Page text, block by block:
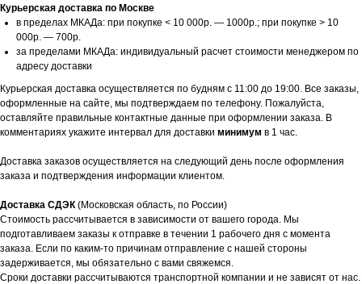
Курьерская доставка по Москве
в пределах МКАДа: при покупке < 10 000р. — 1000р.; при покупке > 10
000р. — 700р.
за пределами МКАДа: индивидуальный расчет стоимости менеджером по
адресу доставки
Курьерская доставка осуществляется по будням с 11:00 до 19:00. Все заказы,
оформленные на сайте, мы подтверждаем по телефону. Пожалуйста,
оставляйте правильные контактные данные при оформлении заказа. В
комментариях укажите интервал для доставки минимум в 1 час.
Доставка заказов осуществляется на следующий день после оформления
заказа и подтверждения информации клиентом.
Доставка СДЭК (Московская область, по России)
Стоимость рассчитывается в зависимости от вашего города. Мы
подготавливаем заказы к отправке в течении 1 рабочего дня с момента
заказа. Если по каким-то причинам отправление с нашей стороны
задерживается, мы обязательно с вами свяжемся.
Сроки доставки рассчитываются транспортной компании и не зависят от нас.